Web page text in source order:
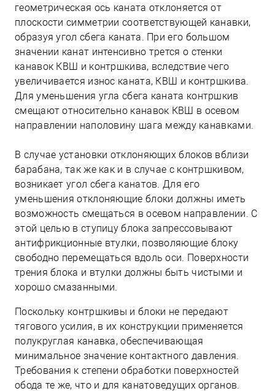
геометрическая ось каната отклоняется от
плоскости симметрии соответствующей канавки,
образуя угол сбега каната. При его большом
значении канат интенсивно трется о стенки
канавок КВШ и контршкива, вследствие чего
увеличивается износ каната, КВШ и контршкива.
Для уменьшения угла сбега каната контршкив
смещают относительно канавок КВШ в осевом
направлении наполовину шага между канавками.
В случае установки отклоняющих блоков вблизи
барабана, так же как и в случае с контршкивом,
возникает угол сбега канатов. Для его
уменьшения отклоняющие блоки должны иметь
возможность смещаться в осевом направлении. С
этой целью в ступицу блока запрессовывают
антифрикционные втулки, позволяющие блоку
свободно перемещаться вдоль оси. Поверхности
трения блока и втулки должны быть чистыми и
хорошо смазанными.
Поскольку контршкивы и блоки не передают
тягового усилия, в их конструкции применяется
полукруглая канавка, обеспечивающая
минимальное значение контактного давления.
Требования к степени обработки поверхностей
обода те же, что и для канатоведущих органов.